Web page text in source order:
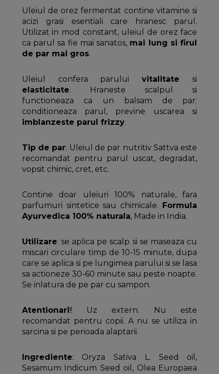
Uleiul de orez fermentat contine vitamine si
acizi grasi esentiali care hranesc parul.
Utilizat in mod constant, uleiul de orez face
ca parul sa fie mai sanatos, mai lung si firul
de par mai gros.
Uleiul confera paruluivitalitate si
elasticitate. Hraneste scalpul si
functioneaza ca un balsam de par:
conditioneaza parul, previne uscarea si
imblanzeste parul frizzy.
Tip de par: Uleiul de par nutritiv Sattva este
recomandat pentru parul uscat, degradat,
vopsit chimic, cret, etc.
Contine doar uleiuri 100% naturale, fara
parfumuri sintetice sau chimicale.
Formula
Ayurvedica 100% naturala, Made in India.
Utilizare: se aplica pe scalp si se maseaza cu
miscari circulare timp de 10-15 minute, dupa
care se aplica si pe lungimea parului si se lasa
sa actioneze 30-60 minute sau peste noapte.
Se inlatura de pe par cu sampon.
Atentionari!! Uz extern. Nu este
recomandat pentru copii. A nu se utiliza in
sarcina si pe perioada alaptarii.
Ingrediente: Oryza Sativa L. Seed oil,
Sesamum Indicum Seed oil, Olea Europaea